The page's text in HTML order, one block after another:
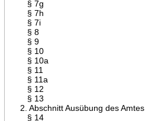
§ 7g
§ 7h
§ 7i
§ 8
§ 9
§ 10
§ 10a
§ 11
§ 11a
§ 12
§ 13
2. Abschnitt Ausübung des Amtes
§ 14